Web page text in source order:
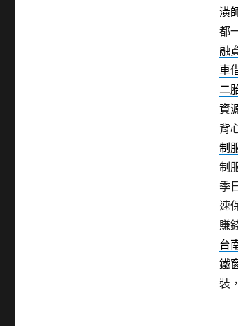
潢
都
融
車
二
資
背
制
制
季
速
賺
台
鐵
裝